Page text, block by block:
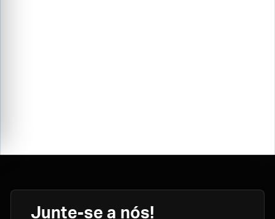
Junte-se a nós!